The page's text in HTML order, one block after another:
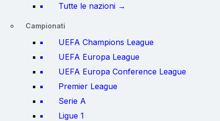
Tutte le nazioni →
Campionati
UEFA Champions League
UEFA Europa League
UEFA Europa Conference League
Premier League
Serie A
Ligue 1